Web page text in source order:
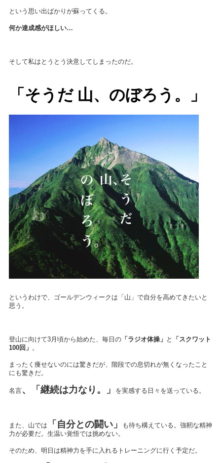
という思い出ばかりが蘇ってくる。
何か達成感がほしい…
そして私はとうとう決意してしまったのだ。
「そうだ 山、のぼろう。」
というわけで、ゴールデンウィークは「山」で自分を高めてきたいと
思う。
登山に向けて3月頃から始めた、毎日の「ラジオ体操」 と
「スクワット
100回」 。
まったく痩せないのには驚きだが、階段での息切れが無くなったこと
にも驚きだ。
名言、「継続は力なり。」 を実感する日々を送っている。
また、山では 「自分との闘い」
も待ち構えている。強靭な精神
力が必要だ。生温い覚悟では挑めない。
そのため、明日は精神力を手に入れるトレーニングに行く予定だ。